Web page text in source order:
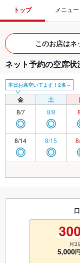
トップ メニュー
このお店はネ
ネット予約の空席状
本日お席空いてます！2名～
金 土
8/7
◎
8/8
◎
8/14
◎
8/15
◎
◎ ◎
8/28 8/29